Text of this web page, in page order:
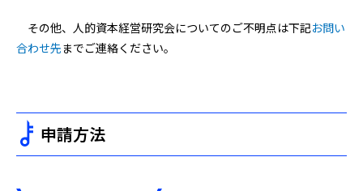
その他、人的資本経営研究会についてのご不明点は下記お問い
合わせ先までご連絡ください。
申請方法